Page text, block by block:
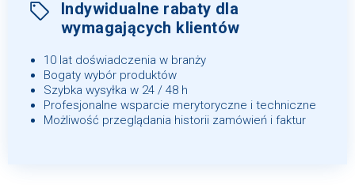
Indywidualne rabaty dla
wymagających klientów
10 lat doświadczenia w branży
Bogaty wybór produktów
Szybka wysyłka w 24 / 48 h
Profesjonalne wsparcie merytoryczne i techniczne
Możliwość przeglądania historii zamówień i faktur